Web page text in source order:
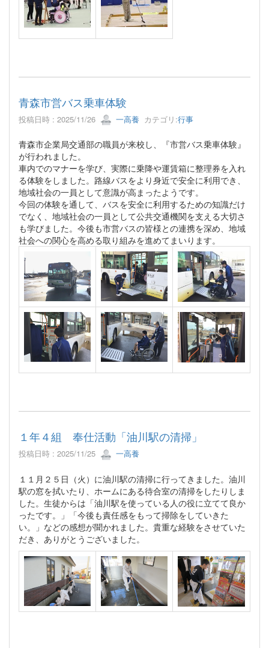
青森市営バス乗車体験
投稿日時 : 2025/11/26 一高養 カテゴリ:行事
青森市企業局交通部の職員が来校し、『市営バス乗車体験』
が行われました。
車内でのマナーを学び、実際に乗降や運賃箱に整理券を入れ
る体験をしました。路線バスをより身近で安全に利用でき、
地域社会の一員として意識が高まったようです。
今回の体験を通して、バスを安全に利用するための知識だけ
でなく、地域社会の一員として公共交通機関を支える大切さ
も学びました。今後も市営バスの皆様との連携を深め、地域
社会への関心を高める取り組みを進めてまいります。
１年４組 奉仕活動「油川駅の清掃」
投稿日時 : 2025/11/25 一高養
１１月２５日（火）に油川駅の清掃に行ってきました。油川
駅の窓を拭いたり、ホームにある待合室の清掃をしたりしま
した。生徒からは「油川駅を使っている人の役に立てて良か
ったです。」「今後も責任感をもって掃除をしていきた
い。」などの感想が聞かれました。貴重な経験をさせていた
だき、ありがとうございました。